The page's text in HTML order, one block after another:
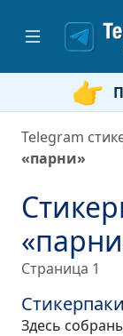
Telegram
«парни»
Страница 1
Здесь